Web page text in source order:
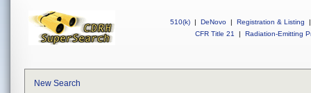
510(k) | DeNovo | Registration & Listing
|
CFR Title 21
| Radiation-Emitting
New Search